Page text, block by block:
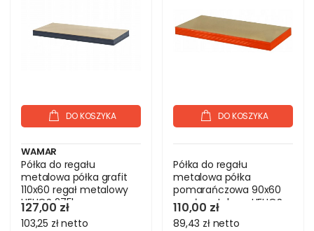
DO KOSZYKA
WAMAR
Półka do regału
metalowa półka grafit
110x60 regał metalowy
HELIOS 275kg
127,00 zł
103,25 złnetto
DO KOSZYKA
Półka do regału
metalowa półka
pomarańczowa 90x60
regał metalowy HELIOS
275
110,00 zł
89,43 zł netto